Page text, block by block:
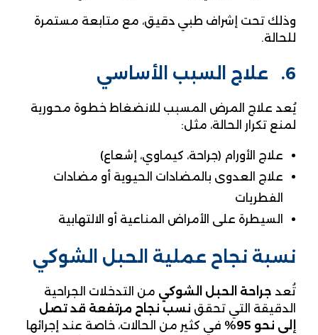
وذلك تحت إشراف طبي دقيق، مع متابعة مستمرة
للحالة.
6. علاج السبب الأساسي
يُعد علاج المرض المسبب للانضغاط خطوة محورية
لمنع تكرار الحالة، مثل:
علاج الأورام (جراحة، كيماوي، إشعاع)
علاج العدوى بالمضادات الحيوية أو مضادات
الفطريات
السيطرة على الأمراض المناعية أو الالتهابية
نسبة نجاح عملية الحبل الشوكي
تُعد جراحة الحبل الشوكي من التدخلات الجراحية
الدقيقة التي تحقق نسب نجاح مرتفعة قد تصل
إلى نحو 95
% في كثير من الحالات، خاصة عند إجرائها